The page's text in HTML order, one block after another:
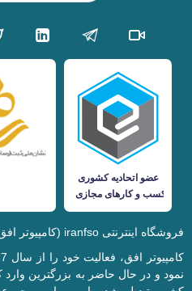
فروشگاه اینترنتی iranfso (کامپیوتر افق)
نمود و در حال حاضر به بزرگترین وارد